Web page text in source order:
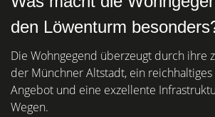
den Löwenturm
Die Wohngegend überzeugt durch ihre
der Münchner Altstadt, ein
Angebot und eine exzellente
Wegen.